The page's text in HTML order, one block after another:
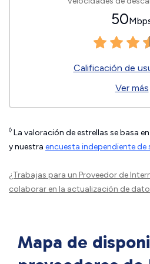
50
Calificación de
Ver más
◊ La valoración de estrellas se basa
y nuestra encuesta independiente
¿Trabajas para un Proveedor de
colaborar en la actualización de
Mapa de